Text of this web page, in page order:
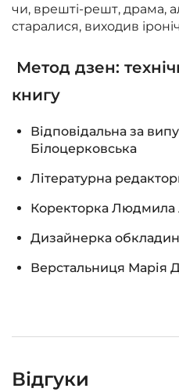
чи, врешті-решт, драма,
старалися, виходив
Метод дзен:
книгу
Відповідальна за
Білоцерковська
Літературна
Коректорка Людмила
Дизайнерка
Верстальниця Марія
Відгуки